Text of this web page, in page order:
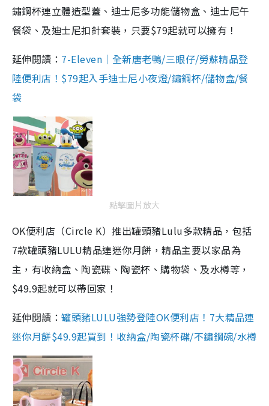
鏽鋼杯連立體造型蓋、迪士尼多功能儲物盒、迪士尼午
餐袋、及迪士尼扣針套裝，只要$79起就可以擁有！
延伸閱讀： 7-Eleven｜全新唐老鴨/三眼仔/勞蘇精品登
陸便利店！$79起入手迪士尼小夜燈/鏽鋼杯/儲物盒/餐
袋
點擊圖片放大
OK便利店（Circle K）推出罐頭豬Lulu多款精品，包括
7款罐頭豬LULU精品連迷你月餅，精品主要以家品為
主，有收納盒、陶瓷碟、陶瓷杯、購物袋、及水樽等，
$49.9起就可以帶回家！
延伸閱讀：罐頭豬LULU強勢登陸OK便利店！7大精品連
迷你月餅$49.9起買到！收納盒/陶瓷杯碟/不鏽鋼碗/水樽